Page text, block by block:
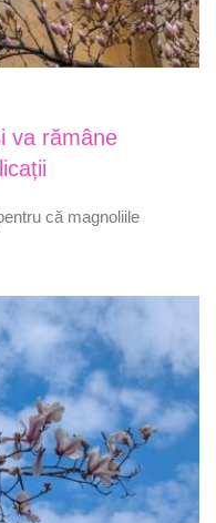
va rămâne
că magnoliile